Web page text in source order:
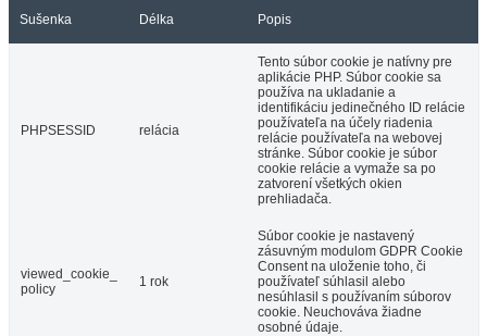
Sušenka Délka Popis
PHPSESSID relácia
Tento súbor cookie je natívny pre
aplikácie PHP. Súbor cookie sa
používa na ukladanie a
identifikáciu jedinečného ID relácie
používateľa na účely riadenia
relácie používateľa na webovej
stránke. Súbor cookie je súbor
cookie relácie a vymaže sa po
zatvorení všetkých okien
prehliadača.
viewed_cookie_
policy
1 rok
Súbor cookie je nastavený
zásuvným modulom GDPR Cookie
Consent na uloženie toho, či
používateľ súhlasil alebo
nesúhlasil s používaním súborov
cookie. Neuchováva žiadne
osobné údaje.